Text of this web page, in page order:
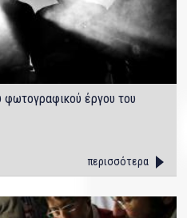
έργου του
περισσότερα